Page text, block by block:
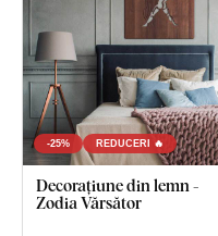
-25% REDUCERI 🔥
Decorațiune din lemn -
Zodia Vărsător